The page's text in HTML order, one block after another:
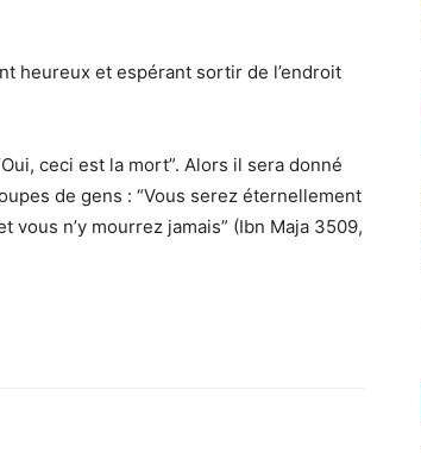
heureux et espérant sortir de l’endroit
ceci est la mort”. Alors il sera donné
de gens : “Vous serez éternellement
vous n’y mourrez jamais” (Ibn Maja 3509,